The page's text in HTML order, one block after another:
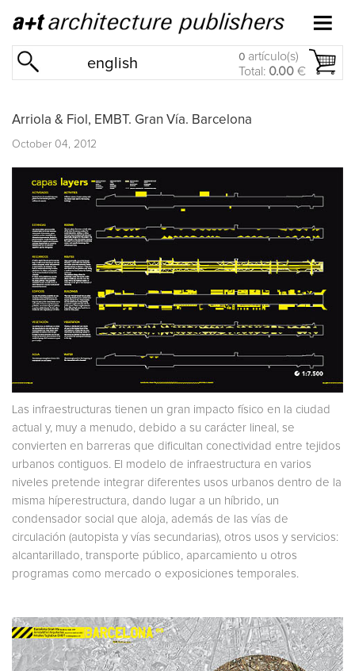
english 0 artículo(s)
Total: 0.00 €
Arriola & Fiol, EMBT. Gran Vía. Barcelona
October 04, 2012
Las infraestructuras tienen un gran impacto físico en la ciudad
actual y, muy a menudo, debido a su carácter lineal, se
convierten en barreras que dificultan conectividad entre tejidos
urbanos contiguos. El modelo de infraestructura en varios
niveles pretende integrar diferentes usos urbanos dentro de la
misma híperestructura, dando lugar a un híbrido, un
condensador social que aloja, además de las vías de
circulación (autopista y vías secundarias), otros usos y servicios:
alcantarillado, transporte público, aparcamiento u otros
programas como mercado o exposiciones temporales.